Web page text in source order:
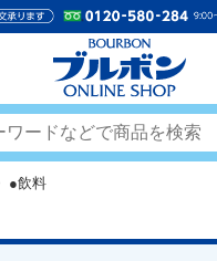
●飲料